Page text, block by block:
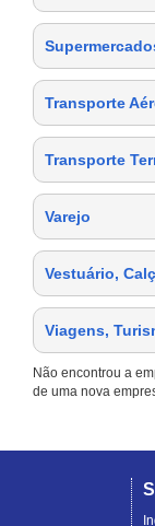
Transporte
Transporte
Varejo
Vestuário,
Viagens,
Não encontrou a
de uma nova